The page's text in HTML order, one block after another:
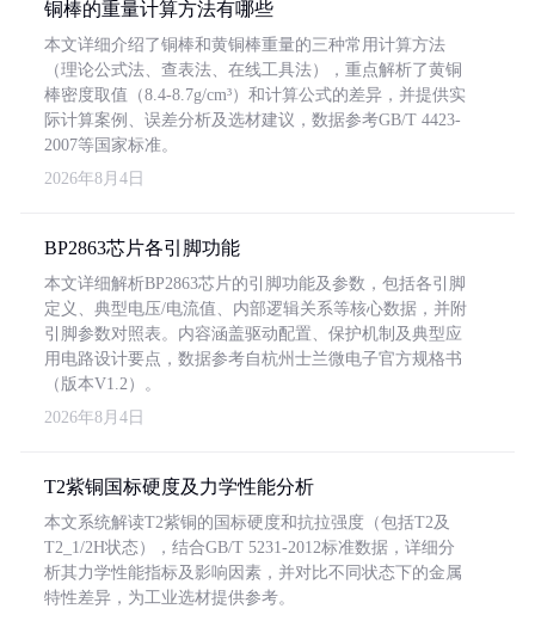
铜棒的重量计算方法有哪些
本文详细介绍了铜棒和黄铜棒重量的三种常用计算方法
（理论公式法、查表法、在线工具法），重点解析了黄铜
棒密度取值（8.4-8.7g/cm³）和计算公式的差异，并提供实
际计算案例、误差分析及选材建议，数据参考GB/T 4423-
2007等国家标准。
2026年8月4日
BP2863芯片各引脚功能
本文详细解析BP2863芯片的引脚功能及参数，包括各引脚
定义、典型电压/电流值、内部逻辑关系等核心数据，并附
引脚参数对照表。内容涵盖驱动配置、保护机制及典型应
用电路设计要点，数据参考自杭州士兰微电子官方规格书
（版本V1.2）。
2026年8月4日
T2紫铜国标硬度及力学性能分析
本文系统解读T2紫铜的国标硬度和抗拉强度（包括T2及
T2_1/2H状态），结合GB/T 5231-2012标准数据，详细分
析其力学性能指标及影响因素，并对比不同状态下的金属
特性差异，为工业选材提供参考。